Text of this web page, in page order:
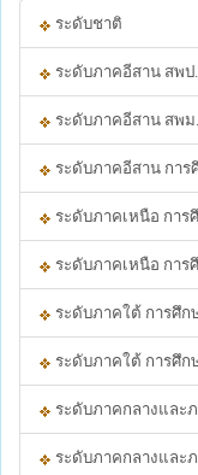
ระดับชาติ
ระดับภาคอีสาน สพป.
ระดับภาคอีสาน สพม.
ระดับภาคอีสาน การ
ระดับภาคเหนือ การ
ระดับภาคเหนือ การ
ระดับภาคใต้ การศึก
ระดับภาคใต้ การศึก
ระดับภาคกลางและ
ระดับภาคกลางและ